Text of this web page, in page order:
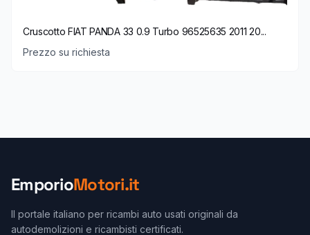
Cruscotto FIAT PANDA 33 0.9 Turbo 96525635 2011 20...
Prezzo su richiesta
EmporioMotori.it
Il portale italiano per ricambi auto usati originali da
autodemolizioni e ricambisti certificati.